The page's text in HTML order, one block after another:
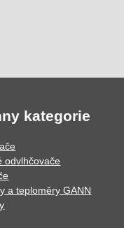
kategorie
odvlhčovače
a teploměry GANN